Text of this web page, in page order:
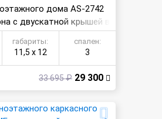
дома AS-2742
с двускатной крышей в
стиле
габариты:
11,5 х 12
спален:
3
33 695 ₽ 29 300